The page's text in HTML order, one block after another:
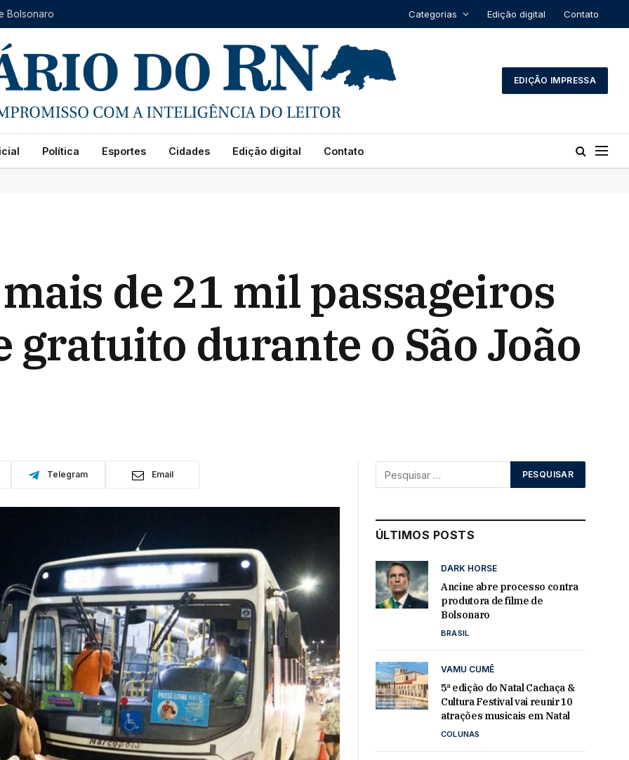
Bolsonaro Categorias Edição digital Contato
EDIÇÃO IMPRESSA
Política Esportes Cidades Edição digital Contato
de 21 mil passageiros
durante o São João
Telegram Email
ÚLTIMOS POSTS
DARK HORSE
Ancine abre processo contra
produtora de filme de
Bolsonaro
BRASIL
VAMU CUMÊ
5ª edição do Natal Cachaça &
Cultura Festival vai reunir 10
atrações musicais em Natal
COLUNAS